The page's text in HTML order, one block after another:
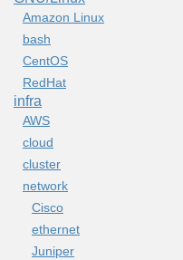
Amazon Linux
bash
CentOS
RedHat
infra
AWS
cloud
cluster
network
Cisco
ethernet
Juniper